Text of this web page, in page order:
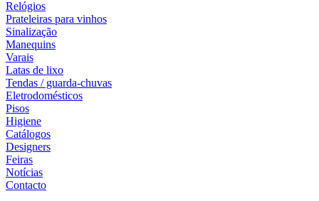
Relógios
Prateleiras para vinhos
Sinalização
Manequins
Varais
Latas de lixo
Tendas / guarda-chuvas
Eletrodomésticos
Pisos
Higiene
Catálogos
Designers
Feiras
Notícias
Contacto